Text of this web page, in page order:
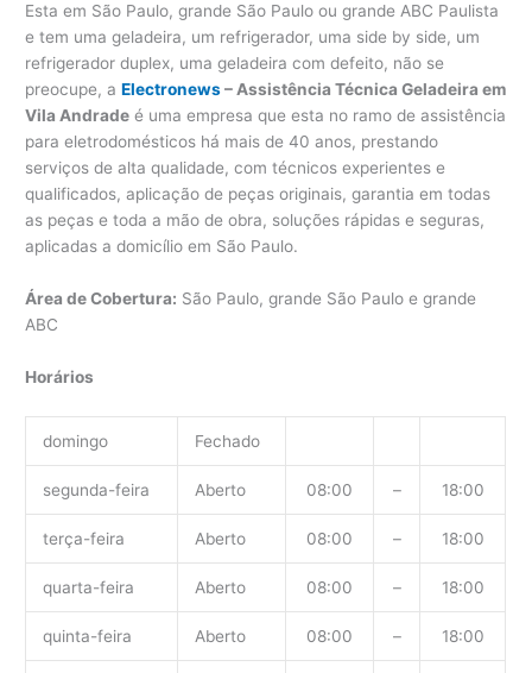
Esta em São Paulo, grande São Paulo ou grande ABC Paulista
e tem uma geladeira, um refrigerador, uma side by side, um
refrigerador duplex, uma geladeira com defeito, não se
preocupe, aElectronews– Assistência Técnica Geladeira em
Vila Andrade é uma empresa que esta no ramo de assistência
para eletrodomésticos há mais de 40 anos, prestando
serviços de alta qualidade, com técnicos experientes e
qualificados, aplicação de peças originais, garantia em todas
as peças e toda a mão de obra, soluções rápidas e seguras,
aplicadas a domicílio em São Paulo.
Área de Cobertura: São Paulo, grande São Paulo e grande
ABC
Horários
domingo Fechado
segunda-feira Aberto 08:00 – 18:00
terça-feira Aberto 08:00 – 18:00
quarta-feira Aberto 08:00 – 18:00
quinta-feira Aberto 08:00 – 18:00